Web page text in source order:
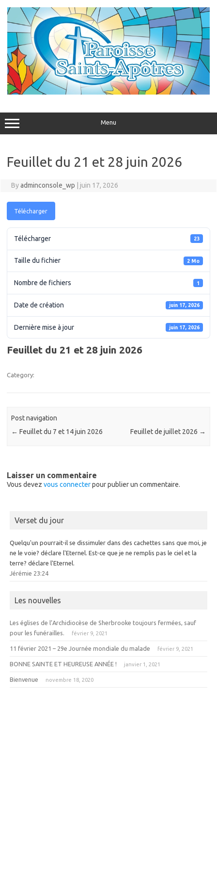
content
Menu
Feuillet du 21 et 28 juin 2026
Byadminconsole_wp juin 17, 2026
Télécharger
Télécharger 23
Taille du fichier 2 Mo
Nombre de fichiers 1
Date de création juin 17, 2026
Dernière mise à jour juin 17, 2026
Feuillet du 21 et 28 juin 2026
Category:
Post navigation
← Feuillet du 7 et 14 juin 2026 Feuillet de juillet 2026 →
Laisser un commentaire
Vous devez vous connecterpour publier un commentaire.
Verset du jour
Quelqu'un pourrait-il se dissimuler dans des cachettes sans que moi, je
ne le voie? déclare l'Eternel. Est-ce que je ne remplis pas le ciel et la
terre? déclare l'Eternel.
Jérémie 23:24
Les nouvelles
Les églises de l’Archidiocèse de Sherbrooke toujours fermées, sauf
pour les funérailles.
février 9, 2021
11 février 2021 – 29e Journée mondiale du malade février 9, 2021
BONNE SAINTE ET HEUREUSE ANNÉE ! janvier 1, 2021
Bienvenue novembre 18, 2020